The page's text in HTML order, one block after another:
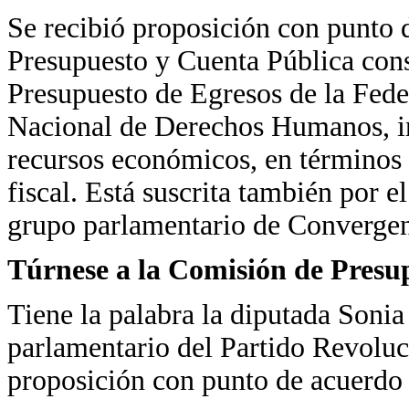
Se recibió proposición con punto
Presupuesto y Cuenta Pública
Presupuesto de Egresos de la
Nacional de Derechos Humanos,
recursos económicos, en
fiscal. Está suscrita también por
grupo parlamentario de
Túrnese a la Comisión de
Tiene la palabra la diputada
parlamentario del Partido
proposición con punto de